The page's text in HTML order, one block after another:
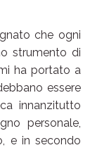
che ogni
strumento di
ha portato a
essere
innanzitutto
personale,
e in secondo